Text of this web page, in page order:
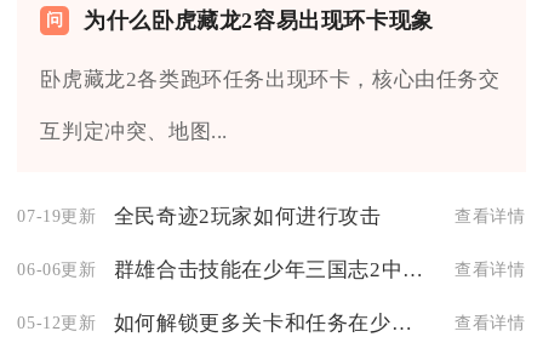
为什么卧虎藏龙2容易出现环卡现象
卧虎藏龙2各类跑环任务出现环卡，核心由任务交
互判定冲突、地图...
07-19更新 全民奇迹2玩家如何进行攻击 查看详情
06-06更新 群雄合击技能在少年三国志2中如何使用 查看详情
05-12更新 如何解锁更多关卡和任务在少年三国志2中 查看详情